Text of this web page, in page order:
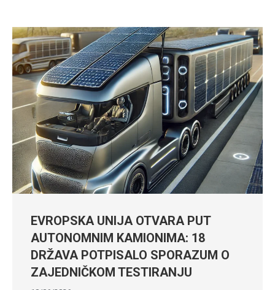
EVROPSKA UNIJA OTVARA PUT
AUTONOMNIM KAMIONIMA: 18
DRŽAVA POTPISALO SPORAZUM O
ZAJEDNIČKOM TESTIRANJU